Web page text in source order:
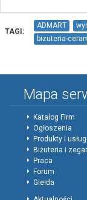
TAGI:
ADMART
bizuteria-
wyroby-z-
Mapa
Katalog Firm
Ogłoszenia
Produkty i usługi
Biżuteria i
Praca
Forum
Giełda